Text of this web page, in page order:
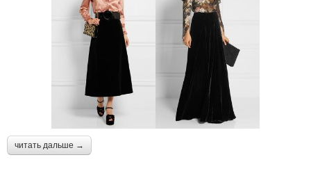
читать дальше →